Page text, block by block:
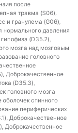
после
травма (S06),
и гранулема (G06),
нормального давления
(D35.2),
мозга над мозговым
головного
Доброкачественное
(D35.3),
головного мозга
оболочек спинного
периферических
Доброкачественное
Доброкачественное